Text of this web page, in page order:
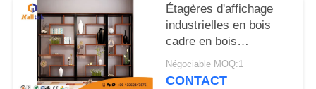
PRIVACY
POLICY
Étagères d'affichage
industrielles en bois
cadre en bois
conception moderne
pour l'affichage de
Négociable MOQ:1
CONTACT